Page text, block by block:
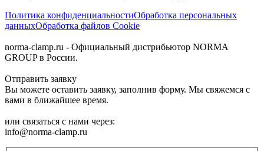
Политика конфиденциальностиОбработка персональных
данныхОбработка файлов Cookie
norma-clamp.ru - Официальный дистрибьютор NORMA
GROUP в России.
Отправить заявку
Вы можете оставить заявку, заполнив форму. Мы свяжемся с
вами в ближайшее время.
или связаться с нами через:
info@norma-clamp.ru